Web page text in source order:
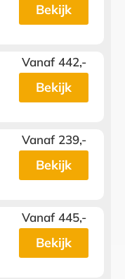
Bekijk
Vanaf 442,-
Bekijk
Vanaf 239,-
Bekijk
Vanaf 445,-
Bekijk